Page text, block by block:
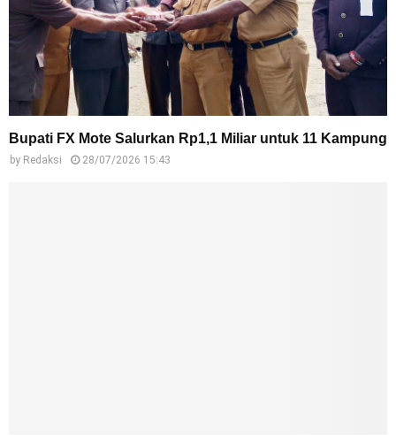
Bupati FX Mote Salurkan Rp1,1 Miliar untuk 11 Kampung
by Redaksi 28/07/2026 15:43